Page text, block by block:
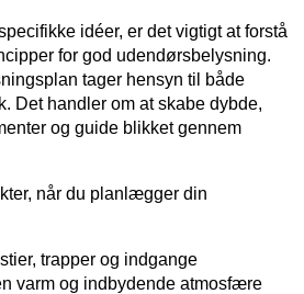
idéer, er det vigtigt at forstå
for god udendørsbelysning.
tager hensyn til både
Det handler om at skabe dybde,
og guide blikket gennem
når du planlægger din
trapper og indgange
varm og indbydende atmosfære